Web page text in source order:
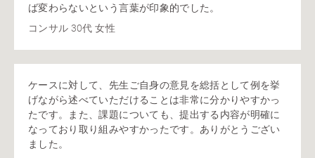
ば変わらないという言葉が印象的でした。
コンサル 30代 女性
ケースに対して、先生ご自身の意見を総括として例を挙
げながら述べていただけることは非常に分かりやすかっ
たです。また、課題についても、提出する内容が明確に
なっており取り組みやすかったです。ありがとうござい
ました。